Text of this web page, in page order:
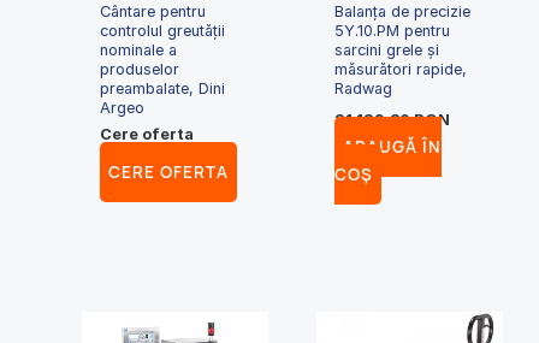
Cântare pentru
controlul greutăţii
nominale a
produselor
preambalate, Dini
Argeo
Cere oferta
CERE OFERTA
Balanța de precizie
5Y.10.PM pentru
sarcini grele și
măsurători rapide,
Radwag
21,129.80RON
ADAUGĂ ÎN
COȘ